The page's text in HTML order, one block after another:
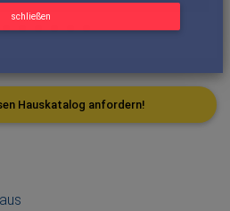
schließen
Hauskatalog anfordern!